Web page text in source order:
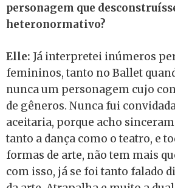
personagem que
heteronormativo?
Elle: Já interpretei inúmeros
femininos, tanto no Ballet
nunca um personagem cujo
de gêneros. Nunca fui
aceitaria, porque acho
tanto a dança como o teatro, e
formas de arte, não tem mais
com isso, já se foi tanto falado